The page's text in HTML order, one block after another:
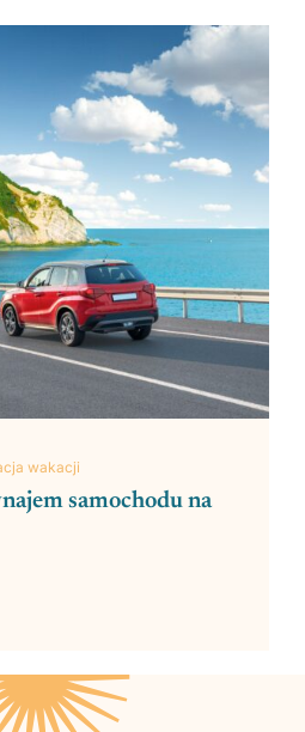
wakacji
samochodu na